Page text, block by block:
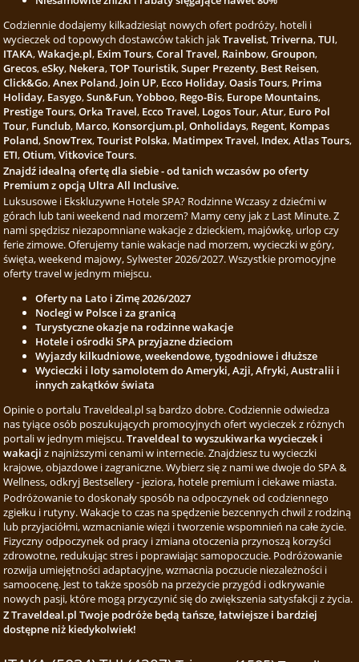
Codziennie dodajemy kilkadziesiąt nowych ofert podróży, hoteli i
wycieczek od topowych dostawców takich jakTravelist,Triverna,TUI,
ITAKA,Wakacje.pl, Exim Tours,Coral Travel, Rainbow,Groupon,
Grecos,eSky, Nekera,TOP Touristik,Super Prezenty, Best Reisen,
Click&Go,Anex Poland, Join UP, Ecco Holiday,Oasis Tours, Prima
Holiday, Easygo,Sun&Fun,Yobboo, Rego-Bis, Europe Mountains,
Prestige Tours,Orka Travel, Ecco Travel, Logos Tour,Atur, Euro Pol
Tour, Funclub, Marco, Konsorcjum.pl,Onholidays, Regent, Kompas
Poland,SnowTrex,Tourist Polska, Matimpex Travel, Index,Atlas Tours,
ETI,Otium,Vitkovice Tours.
Znajdź idealną ofertę dla siebie - od tanich wczasów po oferty
Premium z opcją Ultra All Inclusive.
Luksusowe i Ekskluzywne Hotele SPA? Rodzinne Wczasy z dziećmi w
górach lub tani weekend nad morzem? Mamy ceny jak z Last Minute. Z
nami spędzisz niezapomniane wakacje z dzieckiem, majówkę, urlop czy
ferie zimowe. Oferujemy tanie wakacje nad morzem, wycieczki w góry,
święta, weekend majowy, Sylwester 2026/2027. Wszystkie promocyjne
oferty travel w jednym miejscu.
Oferty na Lato i Zimę 2026/2027
Noclegi w Polsce i za granicą
Turystyczne okazje na rodzinne wakacje
Hotele i ośrodki SPA przyjazne dzieciom
Wyjazdy kilkudniowe, weekendowe, tygodniowe i dłuższe
Wycieczki i loty samolotem do Ameryki, Azji, Afryki, Australii i
innych zakątków świata
Opinie o portalu Traveldeal.pl są bardzo dobre. Codziennie odwiedza
nas tyiące osób poszukujących promocyjnych ofert wycieczek z różnych
portali w jednym miejscu.Traveldeal to wyszukiwarka wycieczek i
wakacji z najniższymi cenami w internecie. Znajdziesz tu wycieczki
krajowe, objazdowe i zagraniczne. Wybierz się z nami we dwoje do SPA &
Wellness, odkryj Bestsellery - jeziora, hotele premium i ciekawe miasta.
Podróżowanie to doskonały sposób na odpoczynek od codziennego
zgiełku i rutyny. Wakacje to czas na spędzenie bezcennych chwil z rodziną
lub przyjaciółmi, wzmacnianie więzi i tworzenie wspomnień na całe życie.
Fizyczny odpoczynek od pracy i zmiana otoczenia przynoszą korzyści
zdrowotne, redukując stres i poprawiając samopoczucie. Podróżowanie
rozwija umiejętności adaptacyjne, wzmacnia poczucie niezależności i
samoocenę. Jest to także sposób na przeżycie przygód i odkrywanie
nowych pasji, które mogą przyczynić się do zwiększenia satysfakcji z życia.
Z Traveldeal.pl Twoje podróże będą tańsze, łatwiejsze i bardziej
dostępne niż kiedykolwiek!